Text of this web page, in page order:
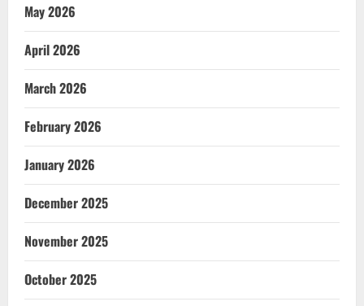
May 2026
April 2026
March 2026
February 2026
January 2026
December 2025
November 2025
October 2025